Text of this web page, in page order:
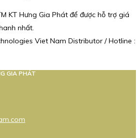
KT Hưng Gia Phát để được hỗ trợ giá
nhất.
Viet Nam Distributor / Hotline :
GIA PHÁT